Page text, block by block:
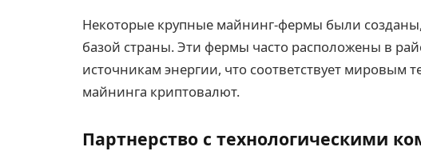
Некоторые крупные майнинг-фермы были
базой страны. Эти фермы часто расположены в
источникам энергии, что соответствует мировым
майнинга криптовалют.
Партнерство с технологическими